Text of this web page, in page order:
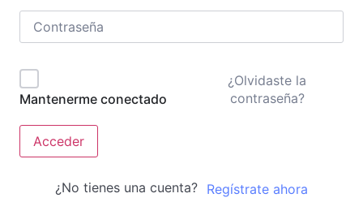
Mantenerme conectado
¿Olvidaste la
contraseña?
Acceder
¿No tienes una cuenta? Regístrate ahora